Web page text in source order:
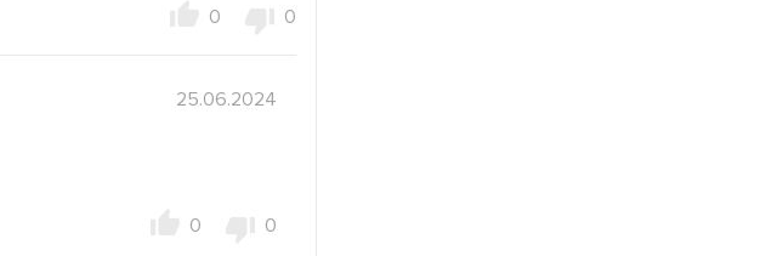
0 0
25.06.2024
0 0